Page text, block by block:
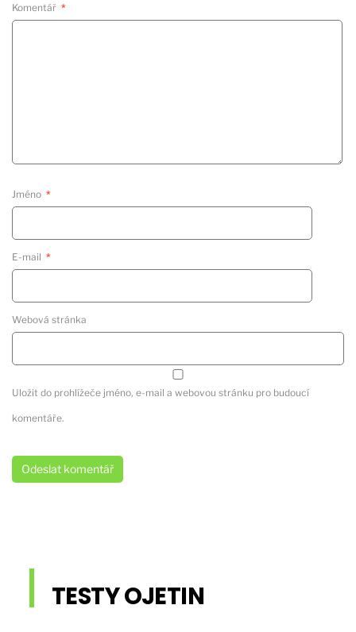
Komentář *
Jméno *
E-mail *
Webová stránka
Uložit do prohlížeče jméno, e-mail a webovou stránku pro budoucí
komentáře.
TESTY OJETIN